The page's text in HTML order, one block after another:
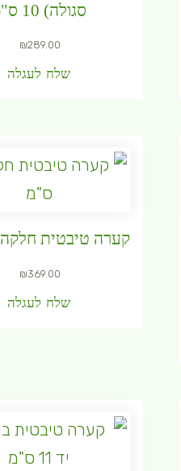
סגולה) 10 ס"מ
₪289.00
שלח לעגלה
קערה טיבטית חלקה 12 ס"מ
₪369.00
שלח לעגלה